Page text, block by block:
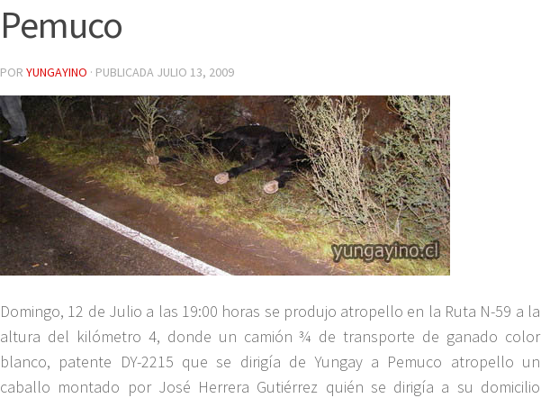
Pemuco
POR YUNGAYINO · PUBLICADA JULIO 13, 2009
Domingo, 12 de Julio a las 19:00 horas se produjo atropello en la Ruta N-59 a la
altura del kilómetro 4, donde un camión ¾ de transporte de ganado color
blanco, patente DY-2215 que se dirigía de Yungay a Pemuco atropello un
caballo montado por José Herrera Gutiérrez quién se dirigía a su domicilio